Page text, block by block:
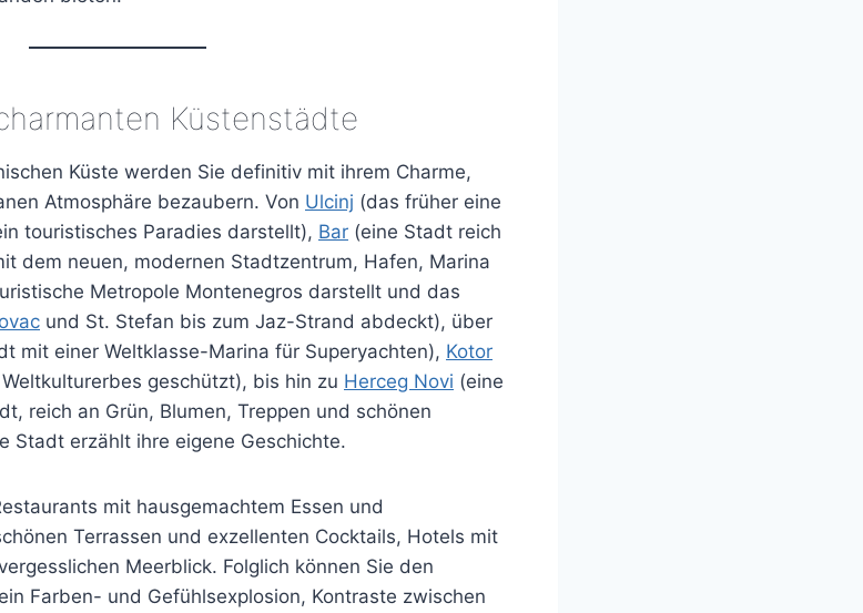
Küstenstädte
Küste werden Sie definitiv mit ihrem Charme,
Atmosphäre bezaubern. Von Ulcinj (das früher eine
touristisches Paradies darstellt), Bar (eine Stadt reich
dem neuen, modernen Stadtzentrum, Hafen, Marina
Metropole Montenegros darstellt und das
und St. Stefan bis zum Jaz-Strand abdeckt), über
mit einer Weltklasse-Marina für Superyachten), Kotor
geschützt), bis hin zu Herceg Novi (eine
reich an Grün, Blumen, Treppen und schönen
Stadt erzählt ihre eigene Geschichte.
mit hausgemachtem Essen und
Terrassen und exzellenten Cocktails, Hotels mit
Meerblick. Folglich können Sie den
Farben- und Gefühlsexplosion, Kontraste zwischen